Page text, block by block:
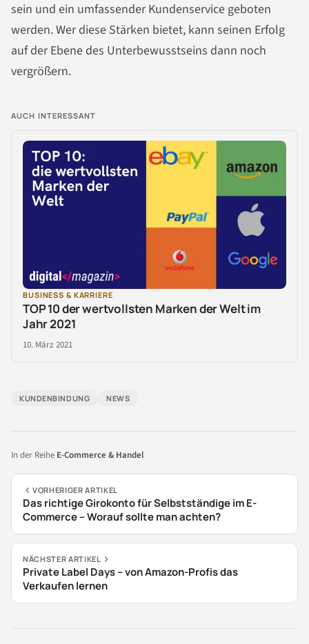
sein und ein umfassender Kundenservice geboten
werden. Wer diese Stärken bietet, kann seinen Erfolg
auf der Ebene des Unterbewusstseins dann noch
vergrößern.
AUCH INTERESSANT
BUSINESS & KARRIERE
TOP 10 der wertvollsten Marken der Welt im
Jahr 2021
10. März 2021
KUNDENBINDUNG NEWS
In der Reihe E-Commerce & Handel
VORHERIGER ARTIKEL
Das richtige Girokonto für Selbstständige im E-
Commerce – Worauf sollte man achten?
NÄCHSTER ARTIKEL
Private Label Days – von Amazon-Profis das
Verkaufen lernen